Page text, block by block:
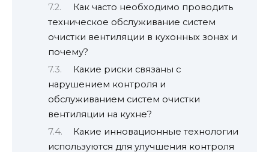
Как часто необходимо проводить
техническое обслуживание систем
очистки вентиляции в кухонных зонах и
почему?
Какие риски связаны с
нарушением контроля и
обслуживанием систем очистки
вентиляции на кухне?
Какие инновационные технологии
используются для улучшения контроля